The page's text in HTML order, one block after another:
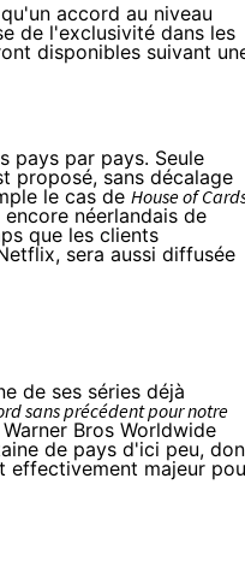
accord au niveau
de l'exclusivité dans les
disponibles suivant
pays par pays. Seule
proposé, sans décalage
le cas de House of
néerlandais de
que les clients
, sera aussi diffusée
de ses séries déjà
sans précédent pour notre
Bros Worldwide
de pays d'ici peu,
effectivement majeur